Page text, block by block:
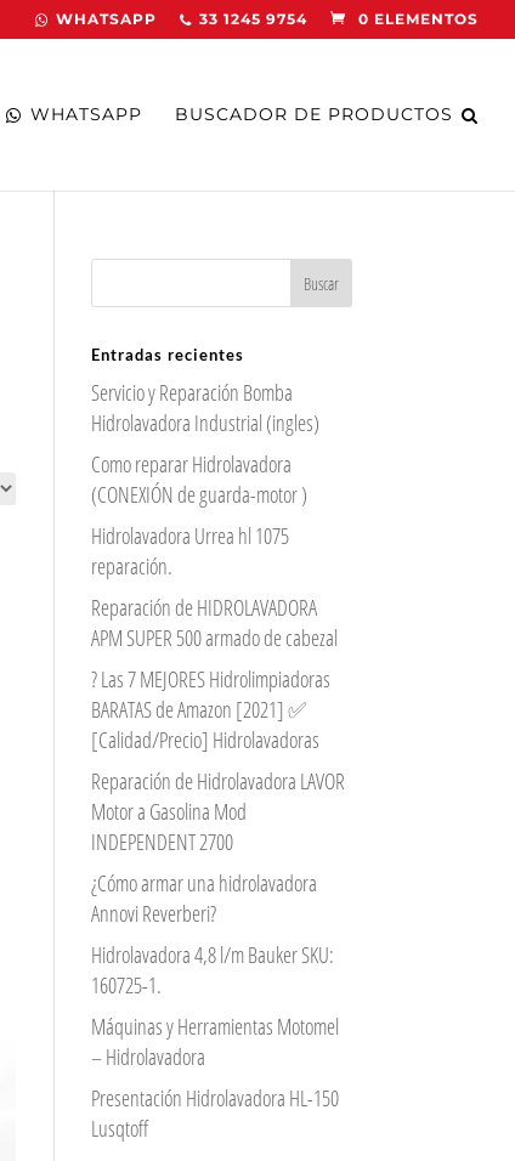
WHATSAPP 33 1245 9754 0 ELEMENTOS
WHATSAPP BUSCADOR DE PRODUCTOS
Entradas recientes
Servicio y Reparación Bomba
Hidrolavadora Industrial (ingles)
Como reparar Hidrolavadora
(CONEXIÓN de guarda-motor )
Hidrolavadora Urrea hl 1075
reparación.
Reparación de HIDROLAVADORA
APM SUPER 500 armado de cabezal
? Las 7 MEJORES Hidrolimpiadoras
BARATAS de Amazon [2021] ✅
[Calidad/Precio] Hidrolavadoras
Reparación de Hidrolavadora LAVOR
Motor a Gasolina Mod
INDEPENDENT 2700
¿Cómo armar una hidrolavadora
Annovi Reverberi?
Hidrolavadora 4,8 l/m Bauker SKU:
160725-1.
Máquinas y Herramientas Motomel
– Hidrolavadora
Presentación Hidrolavadora HL-150
Lusqtoff